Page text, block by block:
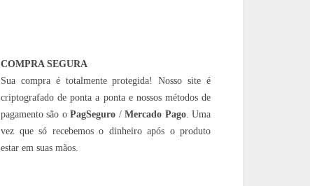
COMPRA SEGURA
Sua compra é totalmente protegida! Nosso site é
criptografado de ponta a ponta e nossos métodos de
pagamento são oPagSeguro /Mercado Pago. Uma
vez que só recebemos o dinheiro após o produto
estar em suas mãos.